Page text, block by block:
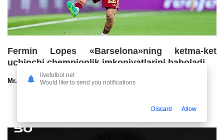
Fermin Lopes «Barselona»ning ketma-ket
uchinchi chempionlik imkoniyatlarini baholadi
Mr.NoBoDy30.07.2026 13:00 72
livefutbol.net
Would like to send you notifications
Discard Allow